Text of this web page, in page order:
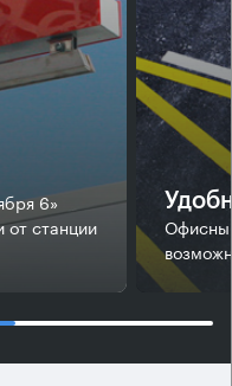
6»
от станции